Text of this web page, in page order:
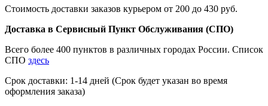
Стоимость доставки заказов курьером от 200 до 430 руб.
Доставка в Сервисный Пункт Обслуживания (СПО)
Всего более 400 пунктов в различных городах России. Список
СПО здесь
Срок доставки: 1-14 дней (Срок будет указан во время
оформления заказа)